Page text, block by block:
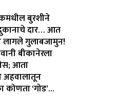
बुरशीने
दार… आत
लागले गुलाबजामुन!
बीकानेरला
आता
अहवालातून
‘गोड’...